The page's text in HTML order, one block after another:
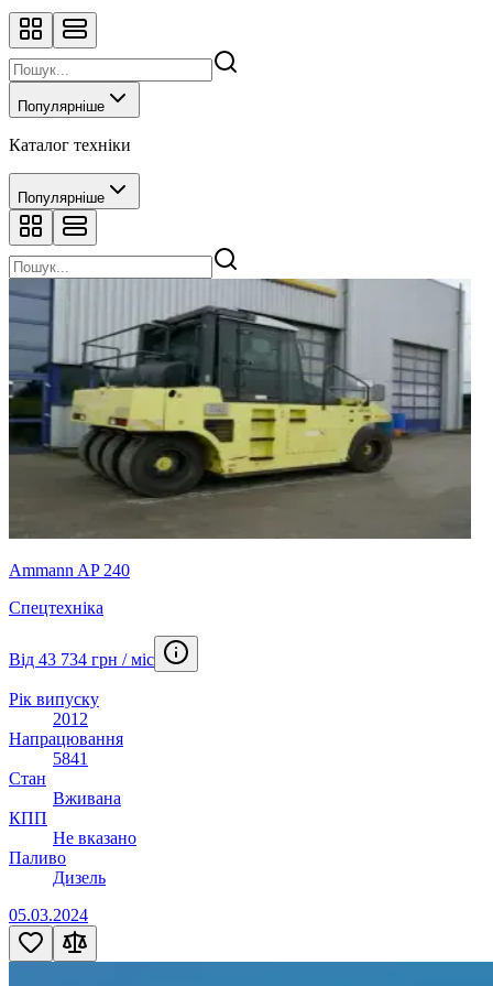
Популярніше
Каталог техніки
Популярніше
Ammann AP 240
Спецтехніка
Від 43 734 грн / міс
Рік випуску
2012
Напрацювання
5841
Стан
Вживана
КПП
Не вказано
Паливо
Дизель
05.03.2024